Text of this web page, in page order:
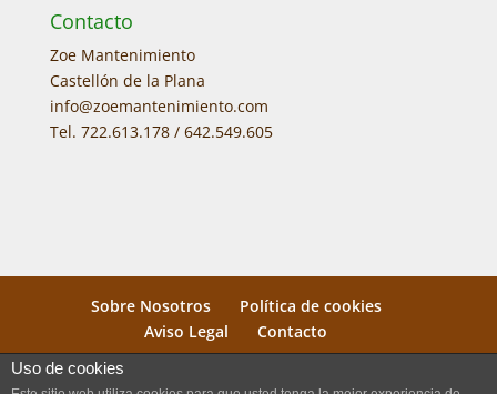
Contacto
Zoe Mantenimiento
Castellón de la Plana
info@zoemantenimiento.com
Tel. 722.613.178 / 642.549.605
Sobre Nosotros
Política de cookies
Aviso Legal
Contacto
© Zoe Mantenimiento 2024 | Todos los derechos
Uso de cookies